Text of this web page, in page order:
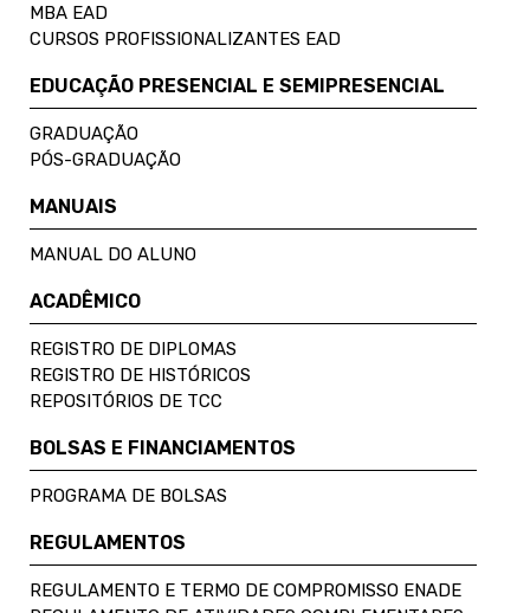
MBA EAD
CURSOS PROFISSIONALIZANTES EAD
EDUCAÇÃO PRESENCIAL E SEMIPRESENCIAL
GRADUAÇÃO
PÓS-GRADUAÇÃO
MANUAIS
MANUAL DO ALUNO
ACADÊMICO
REGISTRO DE DIPLOMAS
REGISTRO DE HISTÓRICOS
REPOSITÓRIOS DE TCC
BOLSAS E FINANCIAMENTOS
PROGRAMA DE BOLSAS
REGULAMENTOS
REGULAMENTO E TERMO DE COMPROMISSO ENADE